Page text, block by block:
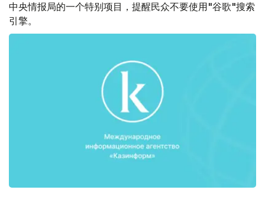
中央情报局的一个特别项目，提醒民众不要使用"谷歌"搜索
引擎。